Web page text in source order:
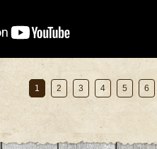
1 2 3 4 5 6